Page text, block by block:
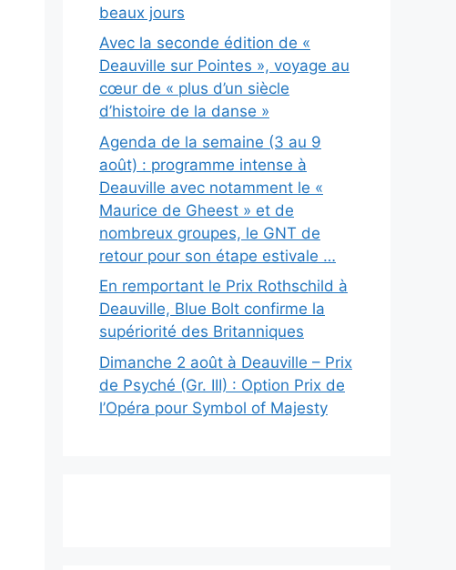
beaux jours
Avec la seconde édition de «
Deauville sur Pointes », voyage au
cœur de « plus d’un siècle
d’histoire de la danse »
Agenda de la semaine (3 au 9
août) : programme intense à
Deauville avec notamment le «
Maurice de Gheest » et de
nombreux groupes, le GNT de
retour pour son étape estivale …
En remportant le Prix Rothschild à
Deauville, Blue Bolt confirme la
supériorité des Britanniques
Dimanche 2 août à Deauville – Prix
de Psyché (Gr. III) : Option Prix de
l’Opéra pour Symbol of Majesty